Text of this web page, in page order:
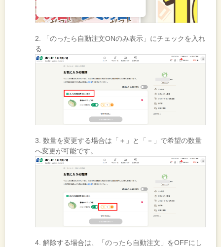
2. 「のったら自動注文ONのみ表示」にチェックを入れ
る
3. 数量を変更する場合は「＋」と「－」で希望の数量
へ変更が可能です。
4. 解除する場合は、「のったら自動注文」をOFFにし